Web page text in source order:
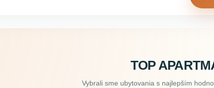
TOP
Vybrali sme ubytovania s najlepším